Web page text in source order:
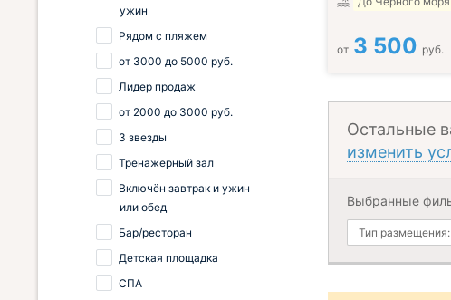
от 3 500 руб.
Остальные
изменить
Выбранные
Тип размещения:
ужин
Рядом с пляжем
от 3000 до 5000 руб.
Лидер продаж
от 2000 до 3000 руб.
3 звезды
Тренажерный зал
Включён завтрак и ужин
или обед
Бар/ресторан
Детская площадка
СПА